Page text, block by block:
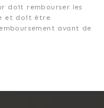
doit rembourser les
et doit être
avant de